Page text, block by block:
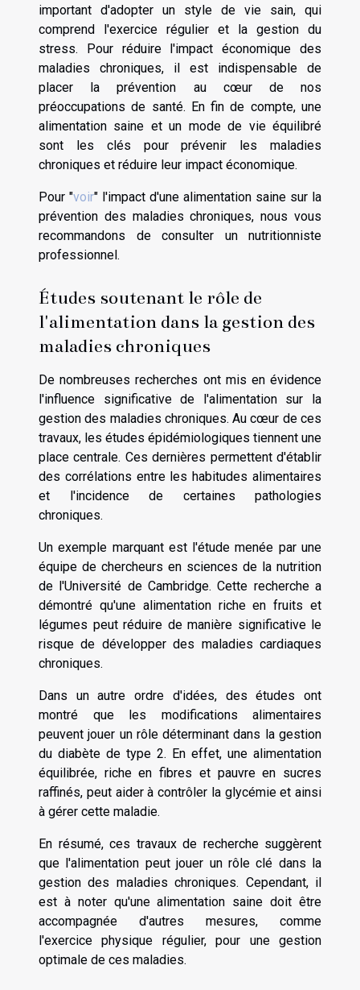
important d'adopter un style de vie sain, qui
comprend l'exercice régulier et la gestion du
stress. Pour réduire l'impact économique des
maladies chroniques, il est indispensable de
placer la prévention au cœur de nos
préoccupations de santé. En fin de compte, une
alimentation saine et un mode de vie équilibré
sont les clés pour prévenir les maladies
chroniques et réduire leur impact économique.
Pour "voir" l'impact d'une alimentation saine sur la
prévention des maladies chroniques, nous vous
recommandons de consulter un nutritionniste
professionnel.
Études soutenant le rôle de
l'alimentation dans la gestion des
maladies chroniques
De nombreuses recherches ont mis en évidence
l'influence significative de l'alimentation sur la
gestion des maladies chroniques. Au cœur de ces
travaux, les études épidémiologiques tiennent une
place centrale. Ces dernières permettent d'établir
des corrélations entre les habitudes alimentaires
et l'incidence de certaines pathologies
chroniques.
Un exemple marquant est l'étude menée par une
équipe de chercheurs en sciences de la nutrition
de l'Université de Cambridge. Cette recherche a
démontré qu'une alimentation riche en fruits et
légumes peut réduire de manière significative le
risque de développer des maladies cardiaques
chroniques.
Dans un autre ordre d'idées, des études ont
montré que les modifications alimentaires
peuvent jouer un rôle déterminant dans la gestion
du diabète de type 2. En effet, une alimentation
équilibrée, riche en fibres et pauvre en sucres
raffinés, peut aider à contrôler la glycémie et ainsi
à gérer cette maladie.
En résumé, ces travaux de recherche suggèrent
que l'alimentation peut jouer un rôle clé dans la
gestion des maladies chroniques. Cependant, il
est à noter qu'une alimentation saine doit être
accompagnée d'autres mesures, comme
l'exercice physique régulier, pour une gestion
optimale de ces maladies.